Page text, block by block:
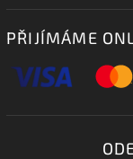
PŘIJÍMÁME